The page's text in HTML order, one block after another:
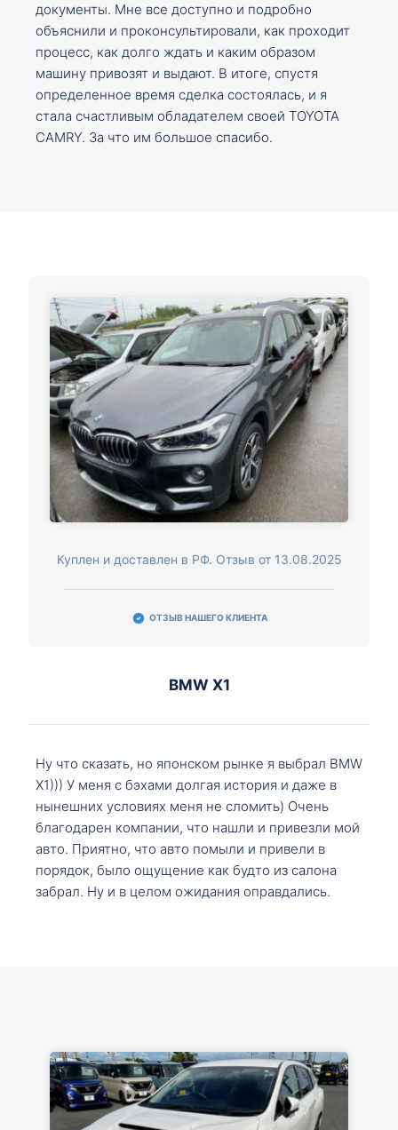
документы. Мне все доступно и подробно
объяснили и проконсультировали, как проходит
процесс, как долго ждать и каким образом
машину привозят и выдают. В итоге, спустя
определенное время сделка состоялась, и я
стала счастливым обладателем своей TOYOTA
CAMRY. За что им большое спасибо.
Куплен и доставлен в РФ. Отзыв от 13.08.2025
ОТЗЫВ НАШЕГО КЛИЕНТА
BMW X1
Ну что сказать, но японском рынке я выбрал BMW
X1))) У меня с бэхами долгая история и даже в
нынешних условиях меня не сломить) Очень
благодарен компании, что нашли и привезли мой
авто. Приятно, что авто помыли и привели в
порядок, было ощущение как будто из салона
забрал. Ну и в целом ожидания оправдались.